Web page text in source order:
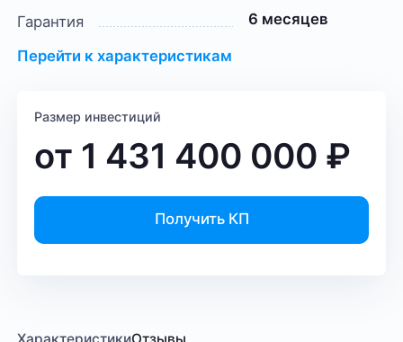
Гарантия
6 месяцев
Перейти к характеристикам
Размер инвестиций
от 1 431 400 000 ₽
Получить КП